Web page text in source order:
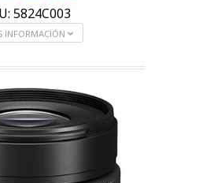
5824C003
INFORMACIÓN